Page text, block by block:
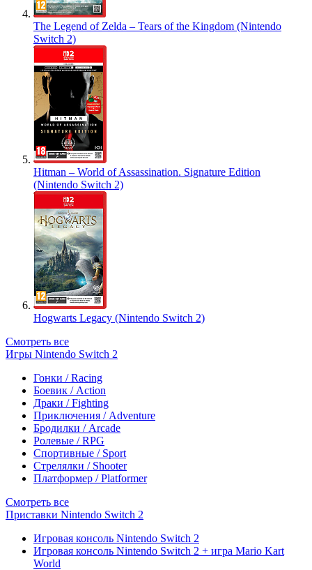
The Legend of Zelda – Tears of the Kingdom (Nintendo
Switch 2)
Hitman – World of Assassination. Signature Edition
(Nintendo Switch 2)
Hogwarts Legacy (Nintendo Switch 2)
Смотреть все
Игры Nintendo Switch 2
Гонки / Racing
Боевик / Action
Драки / Fighting
Приключения / Adventure
Бродилки / Arcade
Ролевые / RPG
Спортивные / Sport
Стрелялки / Shooter
Платформер / Platformer
Смотреть все
Приставки Nintendo Switch 2
Игровая консоль Nintendo Switch 2
Игровая консоль Nintendo Switch 2 + игра Mario Kart
World